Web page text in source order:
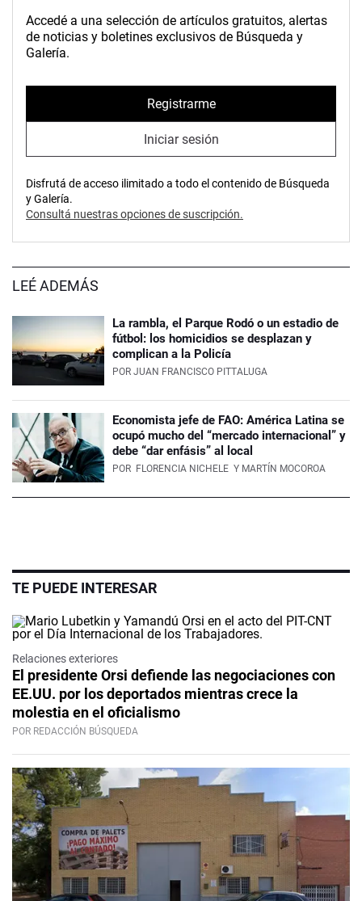
Accedé a una selección de artículos gratuitos, alertas
de noticias y boletines exclusivos de Búsqueda y
Galería.
Registrarme
Iniciar sesión
Disfrutá de acceso ilimitado a todo el contenido de Búsqueda
y Galería.
Consultá nuestras opciones de suscripción.
LEÉ ADEMÁS
La rambla, el Parque Rodó o un estadio de
fútbol: los homicidios se desplazan y
complican a la Policía
POR JUAN FRANCISCO PITTALUGA
Economista jefe de FAO: América Latina se
ocupó mucho del “mercado internacional” y
debe “dar enfásis” al local
POR FLORENCIA NICHELE Y MARTÍN MOCOROA
TE PUEDE INTERESAR
Relaciones exteriores
El presidente Orsi defiende las negociaciones con
EE.UU. por los deportados mientras crece la
molestia en el oficialismo
POR REDACCIÓN BÚSQUEDA